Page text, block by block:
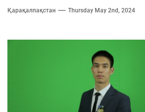
Қарақалпақстан Thursday May 2nd, 2024